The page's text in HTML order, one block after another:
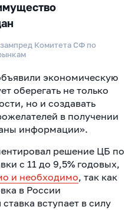
Комитета СФ по
экономическую
оберегать не только
но и создавать
в получении
информации».
решение ЦБ по
с 11 до 9,5% годовых,
и необходимо, так как
в России
вступает в силу